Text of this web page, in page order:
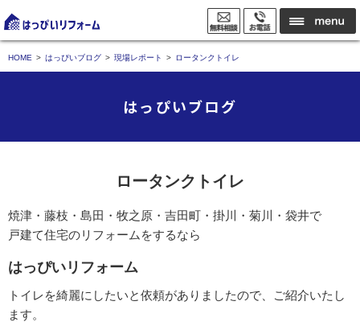
HOME はっぴいブログ 現場レポート ロータンクトイレ
はっぴいブログ
ロータンクトイレ
焼津・藤枝・島田・牧之原・吉田町・掛川・菊川・袋井で
戸建て住宅のリフォームをするなら
はっぴいリフォーム
トイレを綺麗にしたいと依頼がありましたので、ご紹介いたし
ます。